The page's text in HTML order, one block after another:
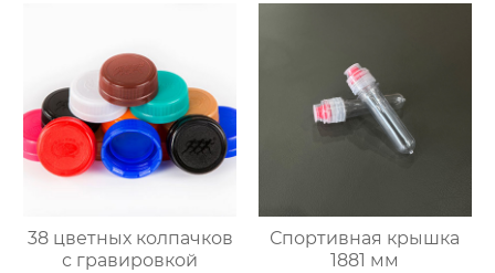
38 цветных колпачков
с гравировкой
Спортивная крышка
1881 мм